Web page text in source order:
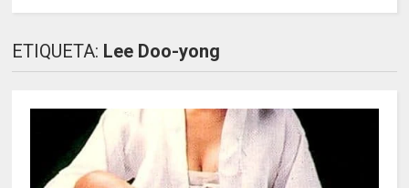
ETIQUETA: Lee Doo-yong